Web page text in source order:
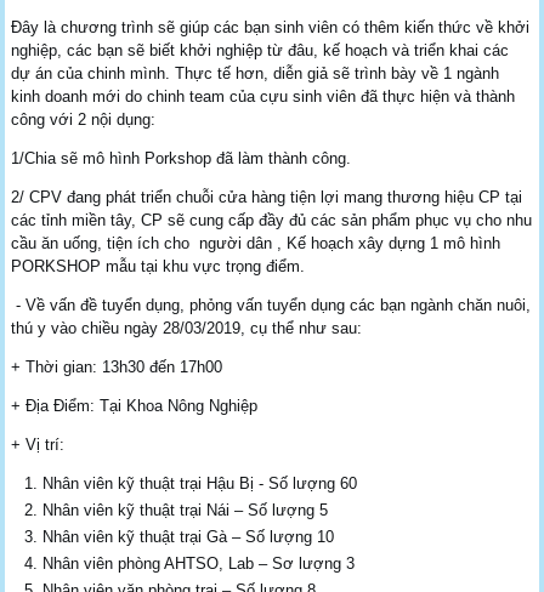
Đây là chương trình sẽ giúp các bạn sinh viên có thêm kiến thức về khởi
nghiệp, các bạn sẽ biết khởi nghiệp từ đâu, kế hoạch và triển khai các
dự án của chinh mình. Thực tế hơn, diễn giả sẽ trình bày về 1 ngành
kinh doanh mới do chinh team của cựu sinh viên đã thực hiện và thành
công với 2 nội dụng:
1/Chia sẽ mô hình Porkshop đã làm thành công.
2/ CPV đang phát triển chuỗi cửa hàng tiện lợi mang thương hiệu CP tại
các tỉnh miền tây, CP sẽ cung cấp đầy đủ các sản phẩm phục vụ cho nhu
cầu ăn uống, tiện ích cho người dân , Kế hoạch xây dựng 1 mô hình
PORKSHOP mẫu tại khu vực trọng điểm.
- Về vấn đề tuyển dụng, phỏng vấn tuyển dụng các bạn ngành chăn nuôi,
thú y vào chiều ngày 28/03/2019, cụ thể như sau:
+ Thời gian: 13h30 đến 17h00
+ Địa Điểm: Tại Khoa Nông Nghiệp
+ Vị trí:
Nhân viên kỹ thuật trại Hậu Bị - Số lượng 60
Nhân viên kỹ thuật trại Nái – Số lượng 5
Nhân viên kỹ thuật trại Gà – Số lượng 10
Nhân viên phòng AHTSO, Lab – Sơ lượng 3